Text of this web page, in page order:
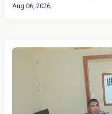
Aug 06, 2026